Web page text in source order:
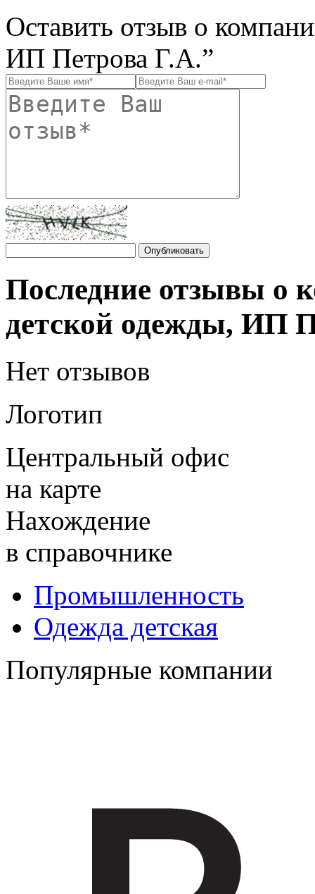
Оставить отзыв о
ИП Петрова Г.А.”
Последние отзывы о
детской одежды, ИП
Нет отзывов
Логотип
Центральный офис
на карте
Нахождение
в справочнике
Промышленность
Одежда детская
Популярные компании